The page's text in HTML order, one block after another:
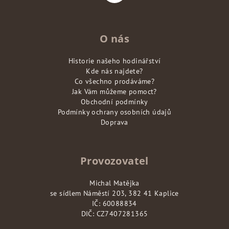
O nás
Historie našeho hodinářství
Kde nás najdete?
Co všechno prodáváme?
Jak Vám můžeme pomoct?
Obchodní podmínky
Podmínky ochrany osobních údajů
Doprava
Provozovatel
Michal Matějka
se sídlem Náměstí 203, 382 41 Kaplice
IČ: 60088834
DIČ: CZ7407281365